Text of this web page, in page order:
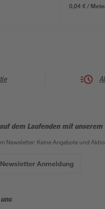
0,04 € /
dem Laufenden mit
Newsletter: Keine Angebote und
Anmeldung